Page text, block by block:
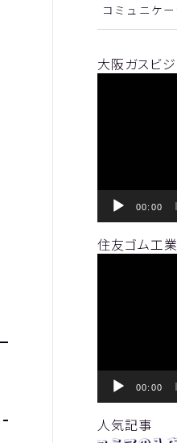
コミュニケ
大阪ガスビ
00:00
住友ゴム工
00:00
人気記事